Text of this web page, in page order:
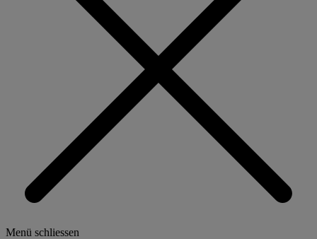
Menü schliessen